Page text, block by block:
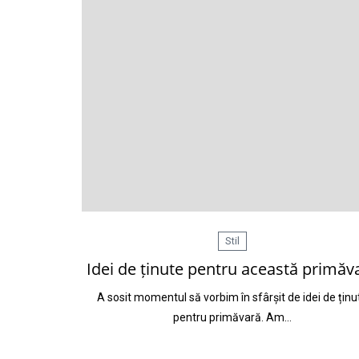
Stil
Idei de ținute pentru această
A sosit momentul să vorbim în sfârșit de idei de
pentru primăvară. Am…